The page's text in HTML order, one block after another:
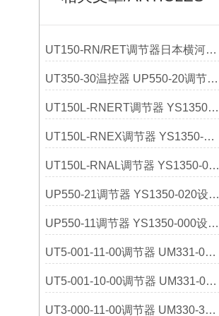
UT150-RN/RET调节器日本横河YOKOGAWA选购指南
UT350-30温控器 UP550-20调节器 日本横河
UT150L-RNERT调节器 YS1350-031设定器 日本横河
UT150L-RNEX调节器 YS1350-030设定器 日本横河
UT150L-RNAL调节器 YS1350-021设定器 日本横河
UP550-21调节器 YS1350-020设定器 日本横河
UP550-11调节器 YS1350-000设定器 日本横河
UT5-001-11-00调节器 UM331-01指示器 日本横河
UT5-001-10-00调节器 UM331-00指示器 日本横河
UT3-000-11-00调节器 UM330-32指示器 日本横河